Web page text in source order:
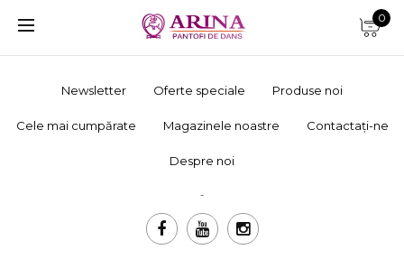
0
Newsletter Oferte speciale Produse noi
Cele mai cumpărate Magazinele noastre Contactați-ne
Despre noi
-